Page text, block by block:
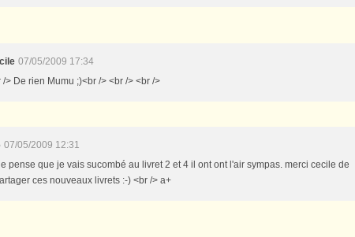
07/05/2009 17:34
/> De rien Mumu ;)<br /> <br /> <br />
07/05/2009 12:31
pense que je vais sucombé au livret 2 et 4 il ont ont l'air sympas. merci cecile de
ces nouveaux livrets :-) <br /> a+